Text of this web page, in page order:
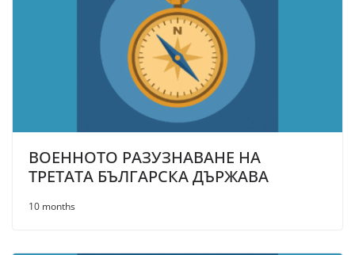
ВОЕННОТО РАЗУЗНАВАНЕ НА
ТРЕТАТА БЪЛГАРСКА ДЪРЖАВА
10 months